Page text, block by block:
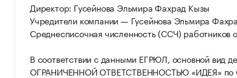
Директор: Гусейнова Эльмира Фахрад Кызы
Учредители компании — Гусейнова Эльмира
Среднесписочная численность (ССЧ) работников
В соответствии с данными ЕГРЮЛ, основной вид
ОГРАНИЧЕННОЙ ОТВЕТСТВЕННОСТЬЮ «ИДЕЯ» по